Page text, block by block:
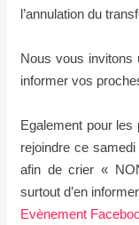
l’annulation du
Nous vous invitons
informer vos
Egalement pour
rejoindre ce
afin de crier «
surtout d’en
Evènement